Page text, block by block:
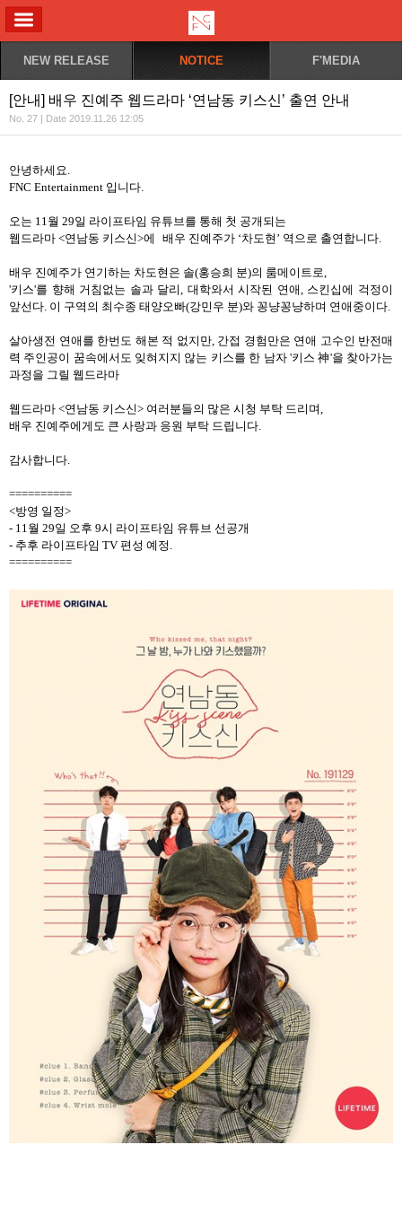
NEW RELEASE NOTICE F'MEDIA
[안내] 배우 진예주 웹드라마 ‘연남동 키스신’ 출연 안내
No. 27 | Date 2019.11.26 12:05
안녕하세요.
FNC Entertainment 입니다.
오는 11월 29일 라이프타임 유튜브를 통해 첫 공개되는
웹드라마 <연남동 키스신>에 배우 진예주가 ‘차도현 ’ 역으로 출연합니다.
배우 진예주가 연기하는 차도현은 솔(홍승희 분)의 룸메이트로,
'키스'를 향해 거침없는 솔과 달리, 대학와서 시작된 연애, 스킨십에 걱정이
앞선다. 이 구역의 최수종 태양오빠(강민우 분)와 꽁냥꽁냥하며 연애중이다.
살아생전 연애를 한번도 해본 적 없지만, 간접 경험만은 연애 고수인 반전매
력 주인공이 꿈속에서도 잊혀지지 않는 키스를 한 남자'키스 神'을 찾아가는
과정을 그릴 웹드라마
웹드라마 <연남동 키스신> 여러분들의 많은 시청 부탁 드리며,
배우 진예주에게도 큰 사랑과 응원 부탁 드립니다.
감사합니다.
==========
<방영 일정>
- 11월 29일 오후 9시 라이프타임 유튜브 선공개
- 추후 라이프타임 TV 편성 예정 .
==========